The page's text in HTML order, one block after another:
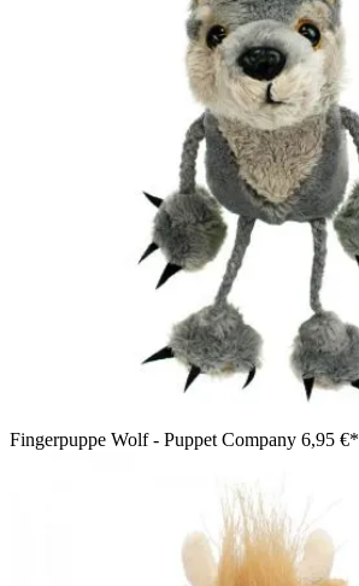
Fingerpuppe Wolf - Puppet Company 6,95 €*